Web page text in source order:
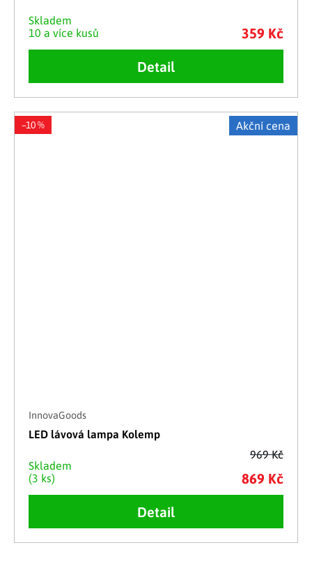
Skladem
10 a více kusů
359 Kč
Detail
Akční cena
969 Kč
–10 %
InnovaGoods
LED lávová lampa Kolemp
Skladem
(3 ks)
869 Kč
Detail